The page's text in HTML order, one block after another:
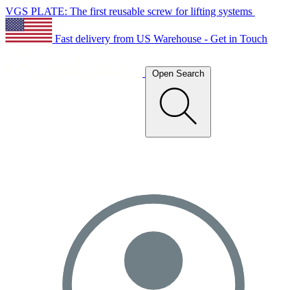
VGS PLATE: The first reusable screw for lifting systems
Fast delivery from US Warehouse - Get in Touch
Open Search